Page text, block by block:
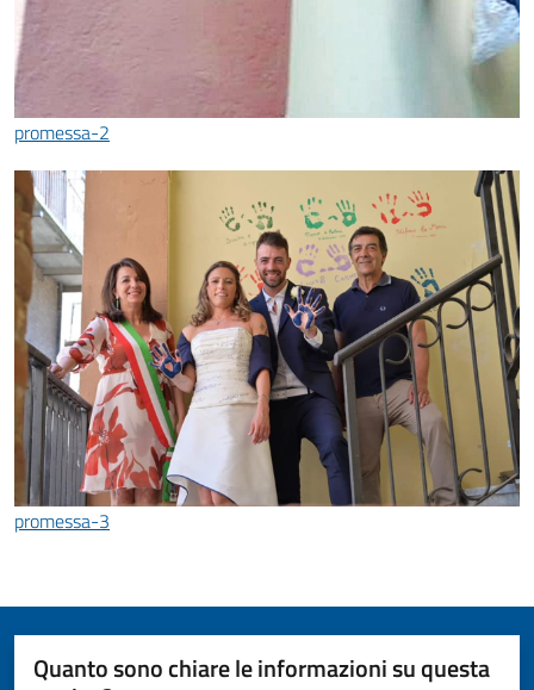
promessa-2
promessa-3
Quanto sono chiare le informazioni su questa